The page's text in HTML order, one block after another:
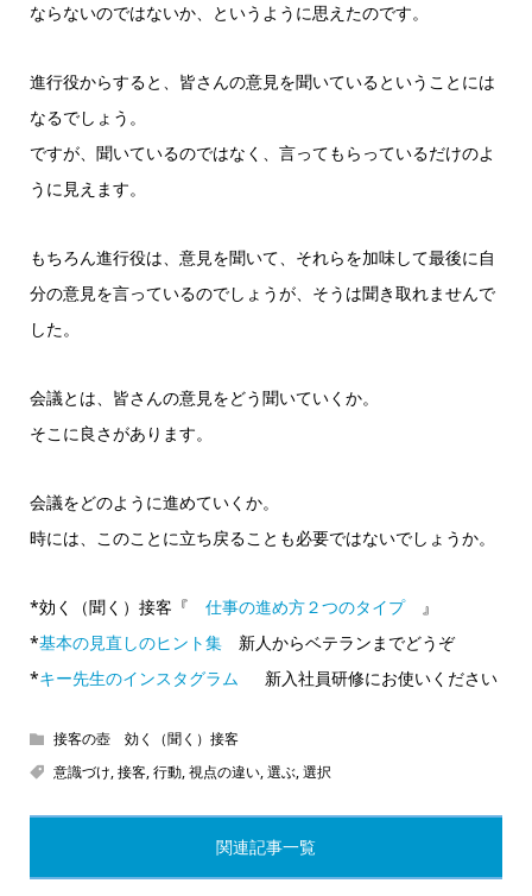
ならないのではないか、というように思えたのです。
進行役からすると、皆さんの意見を聞いているということには
なるでしょう。
ですが、聞いているのではなく、言ってもらっているだけのよ
うに見えます。
もちろん進行役は、意見を聞いて、それらを加味して最後に自
分の意見を言っているのでしょうが、そうは聞き取れませんで
した。
会議とは、皆さんの意見をどう聞いていくか。
そこに良さがあります。
会議をどのように進めていくか。
時には、このことに立ち戻ることも必要ではないでしょうか。
*効く（聞く）接客『 仕事の進め方２つのタイプ』
*基本の見直しのヒント集新人からベテランまでどうぞ
*キー先生のインスタグラム 新入社員研修にお使いください
接客の壺 効く（聞く）接客
意識づけ,接客,行動,視点の違い,選ぶ,選択
関連記事一覧